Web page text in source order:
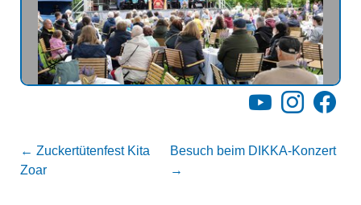
YouTubeInstagram
← Zuckertütenfest Kita
Zoar
Besuch beim DIKKA-Konzert
→